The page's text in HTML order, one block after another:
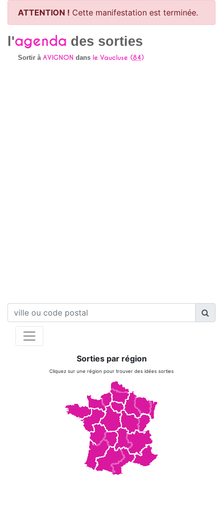
ATTENTION ! Cette manifestation est terminée.
l'agenda des sorties
Sortir à AVIGNON dans le Vaucluse (84)
Sorties par région
Cliquez sur une région pour trouver des idées sorties